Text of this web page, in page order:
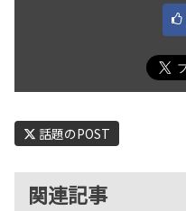
話題のPOST
関連記事